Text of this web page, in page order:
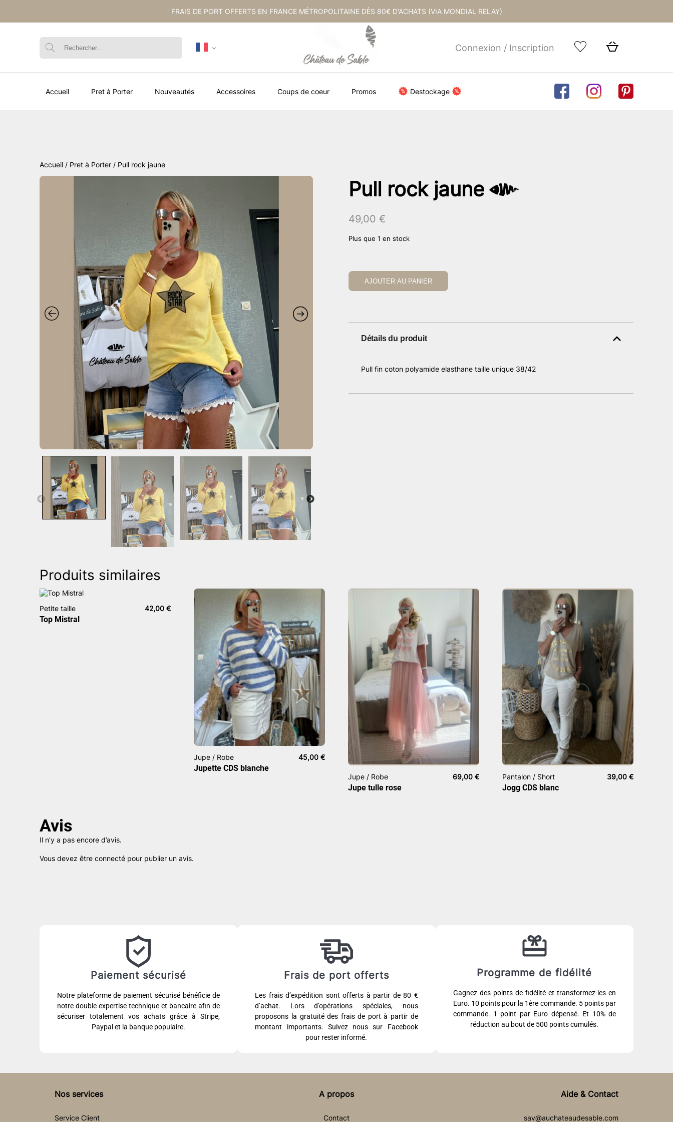
FRAIS DE PORT OFFERTS EN FRANCE MÉTROPOLITAINE DÈS 80€ D'ACHATS (VIA MONDIAL RELAY)
Connexion / Inscription
Accueil Pret à Porter Nouveautés Accessoires Coups de coeur Promos Destockage
Accueil / Pret à Porter / Pull rock jaune
Pull rock jaune
49,00 €
Plus que 1 en stock
AJOUTER AU PANIER
Détails du produit
Pull fin coton polyamide elasthane taille unique 38/42
Produits similaires
Petite taille 42,00 €
Top Mistral
Jupe / Robe 45,00 €
Jupette CDS blanche
Jupe / Robe 69,00 €
Jupe tulle rose
Pantalon / Short 39,00 €
Jogg CDS blanc
Avis
Il n’y a pas encore d’avis.
Vous devez être connecté pour publier un avis.
Paiement sécurisé
Notre plateforme de paiement sécurisé bénéficie de
notre double expertise technique et bancaire afin de
sécuriser totalement vos achats grâce à Stripe,
Paypal et la banque populaire.
Frais de port offerts
Les frais d’expédition sont offerts à partir de 80 €
d’achat. Lors d’opérations spéciales, nous
proposons la gratuité des frais de port à partir de
montant importants. Suivez nous sur Facebook
pour rester informé.
Programme de fidélité
Gagnez des points de fidélité et transformez-les en
Euro. 10 points pour la 1ère commande. 5 points par
commande. 1 point par Euro dépensé. Et 10% de
réduction au bout de 500 points cumulés.
Nos services
Service Client
A propos
Contact
Aide & Contact
sav@auchateaudesable.com